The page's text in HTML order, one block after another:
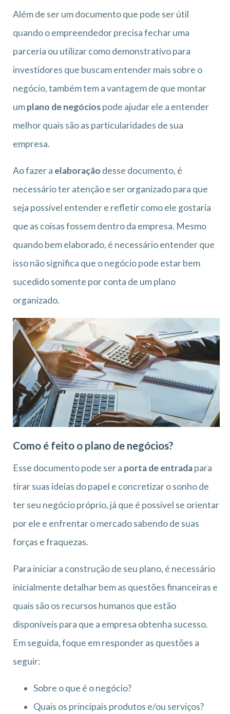
Além de ser um documento que pode ser útil
quando o empreendedor precisa fechar uma
parceria ou utilizar como demonstrativo para
investidores que buscam entender mais sobre o
negócio, também tem a vantagem de que montar
umplano de negóciospode ajudar ele a entender
melhor quais são as particularidades de sua
empresa.
Ao fazer a elaboração desse documento, é
necessário ter atenção e ser organizado para que
seja possível entender e refletir como ele gostaria
que as coisas fossem dentro da empresa. Mesmo
quando bem elaborado, é necessário entender que
isso não significa que o negócio pode estar bem
sucedido somente por conta de um plano
organizado.
Como é feito o plano de negócios?
Esse documento pode ser a porta de entradapara
tirar suas ideias do papel e concretizar o sonho de
ter seu negócio próprio, já que é possível se orientar
por ele e enfrentar o mercado sabendo de suas
forças e fraquezas.
Para iniciar a construção de seu plano, é necessário
inicialmente detalhar bem as questões financeiras e
quais são os recursos humanos que estão
disponíveis para que a empresa obtenha sucesso.
Em seguida, foque em responder as questões a
seguir:
Sobre o que é o negócio?
Quais os principais produtos e/ou serviços?